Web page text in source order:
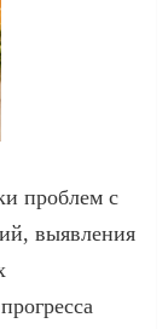
проблем с
выявления